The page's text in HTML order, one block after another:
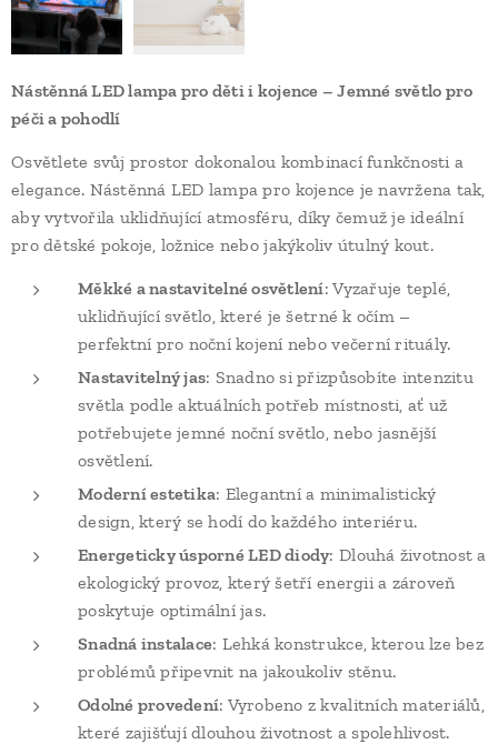
Nástěnná LED lampa pro děti i kojence – Jemné světlo pro
péči a pohodlí
Osvětlete svůj prostor dokonalou kombinací funkčnosti a
elegance. Nástěnná LED lampa pro kojence je navržena tak,
aby vytvořila uklidňující atmosféru, díky čemuž je ideální
pro dětské pokoje, ložnice nebo jakýkoliv útulný kout.
Měkké a nastavitelné osvětlení: Vyzařuje teplé,
uklidňující světlo, které je šetrné k očím –
perfektní pro noční kojení nebo večerní rituály.
Nastavitelný jas: Snadno si přizpůsobíte intenzitu
světla podle aktuálních potřeb místnosti, ať už
potřebujete jemné noční světlo, nebo jasnější
osvětlení.
Moderní estetika: Elegantní a minimalistický
design, který se hodí do každého interiéru.
Energeticky úsporné LED diody: Dlouhá životnost a
ekologický provoz, který šetří energii a zároveň
poskytuje optimální jas.
Snadná instalace: Lehká konstrukce, kterou lze bez
problémů připevnit na jakoukoliv stěnu.
Odolné provedení: Vyrobeno z kvalitních materiálů,
které zajišťují dlouhou životnost a spolehlivost.